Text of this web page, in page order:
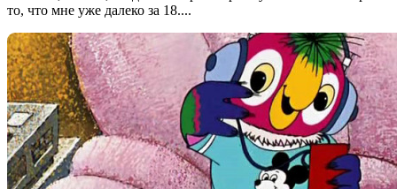
то, что мне уже далеко за 18....